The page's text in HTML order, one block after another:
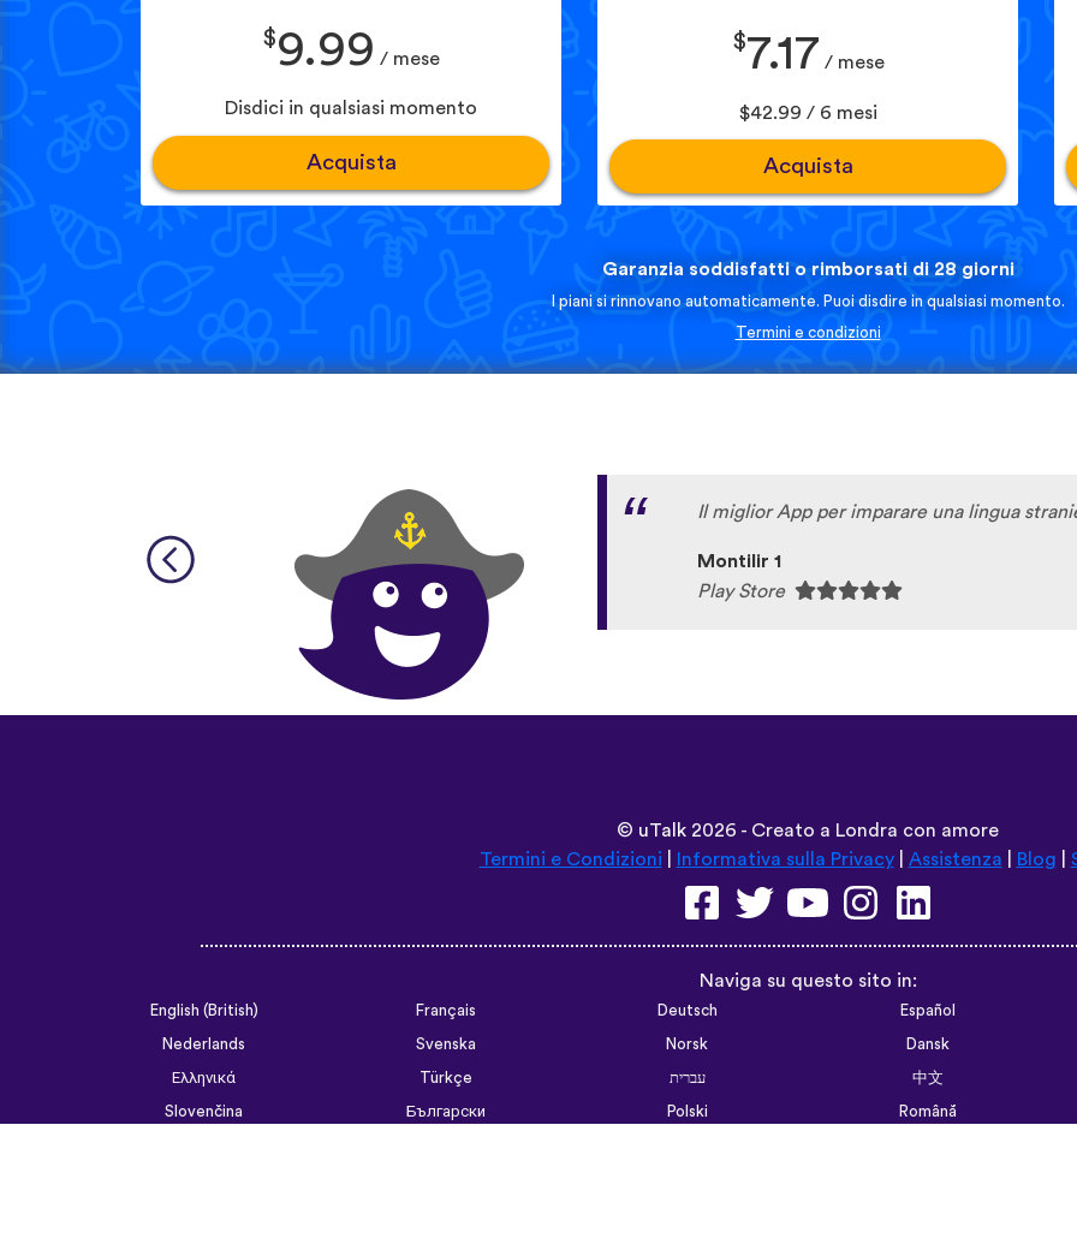
$9.99 / mese
Disdici in qualsiasi momento
Acquista
$7.17 / mese
$42.99 / 6 mesi
Acquista
Garanzia soddisfatti o rimborsati di 28 giorni
I piani si rinnovano automaticamente. Puoi disdire in qualsiasi momento.
Termini e condizioni
Il miglior App per imparare una lingua
Montilir 1
Play Store
© uTalk 2026 - Creato a Londra con amore
Termini e Condizioni
Informativa sulla Privacy| Assistenza Blog
Naviga su questo sito in:
English (British) Français Deutsch
Español
Nederlands
Svenska Norsk
Dansk
Ελληνικά
Türkçe עברית
中文
Slovenčina
Български Polski
Română